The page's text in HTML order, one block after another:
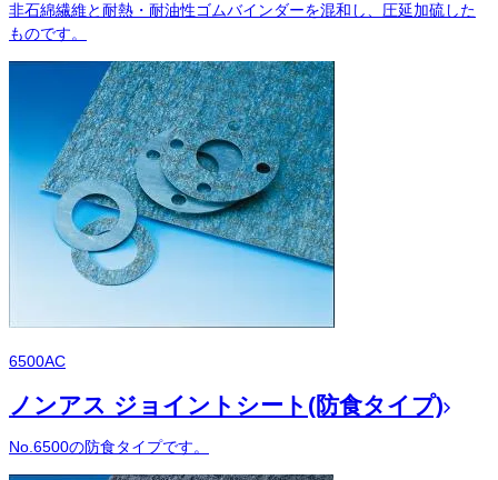
非石綿繊維と耐熱・耐油性ゴムバインダーを混和し、圧延加硫した
ものです。
6500AC
ノンアス ジョイントシート(防食タイプ)
No.6500の防食タイプです。